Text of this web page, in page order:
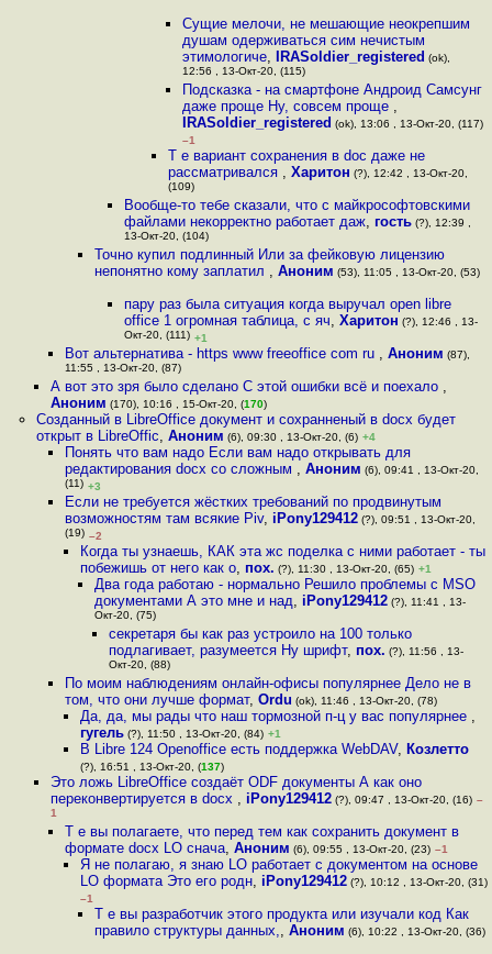
Сущие мелочи, не мешающие неокрепшим
душам одерживаться сим нечистым
этимологиче, IRASoldier_registered (ok),
12:56 , 13-Окт-20, (115)
Подсказка - на смартфоне Андроид Самсунг
даже проще Ну, совсем проще ,
IRASoldier_registered (ok), 13:06 , 13-Окт-20, (117)
–1
Т е вариант сохранения в doc даже не
рассматривался , Харитон (?), 12:42 , 13-Окт-20,
(109)
Вообще-то тебе сказали, что с майкрософтовскими
файлами некорректно работает даж, гость(?), 12:39 ,
13-Окт-20, (104)
Точно купил подлинный Или за фейковую лицензию
непонятно кому заплатил , Аноним (53), 11:05 , 13-Окт-20, (53)
пару раз была ситуация когда выручал open libre
office 1 огромная таблица, с яч, Харитон (?), 12:46 , 13-
Окт-20, (111) +1
Вот альтернатива - https www freeoffice com ru ,Аноним (87),
11:55 , 13-Окт-20, (87)
А вот это зря было сделано С этой ошибки всё и поехало ,
Аноним (170), 10:16 , 15-Окт-20, (170)
Созданный в LibreOffice документ и сохранненый в docx будет
открыт в LibreOffic, Аноним (6), 09:30 , 13-Окт-20, (6) +4
Понять что вам надо Если вам надо открывать для
редактирования docx со сложным ,Аноним (6), 09:41 , 13-Окт-20,
(11) +3
Если не требуется жёстких требований по продвинутым
возможностям там всякие Piv, iPony129412 (?), 09:51 , 13-Окт-20,
(19) –2
Когда ты узнаешь, КАК эта жс поделка с ними работает - ты
побежишь от него как о, пох. (?), 11:30 , 13-Окт-20, (65) +1
Два года работаю - нормально Решило проблемы с MSO
документами А это мне и над, iPony129412(?), 11:41 , 13-
Окт-20, (75)
секретаря бы как раз устроило на 100 только
подлагивает, разумеется Ну шрифт, пох. (?), 11:56 , 13-
Окт-20, (88)
По моим наблюдениям онлайн-офисы популярнее Дело не в
том, что они лучше формат,Ordu (ok), 11:46 , 13-Окт-20, (78)
Да, да, мы рады что наш тормозной п-ц у вас популярнее ,
гугель(?), 11:50 , 13-Окт-20, (84) +1
В Libre 124 Openoffice есть поддержка WebDAV, Козлетто
(?), 16:51 , 13-Окт-20, (137)
Это ложь LibreOffice создаёт ODF документы А как оно
переконвертируется в docx , iPony129412(?), 09:47 , 13-Окт-20, (16) –
1
Т е вы полагаете, что перед тем как сохранить документ в
формате docx LO снача,Аноним (6), 09:55 , 13-Окт-20, (23) –1
Я не полагаю, я знаю LO работает с документом на основе
LO формата Это его родн, iPony129412(?), 10:12 , 13-Окт-20, (31)
–1
Т е вы разработчик этого продукта или изучали код Как
правило структуры данных,, Аноним (6), 10:22 , 13-Окт-20, (36)